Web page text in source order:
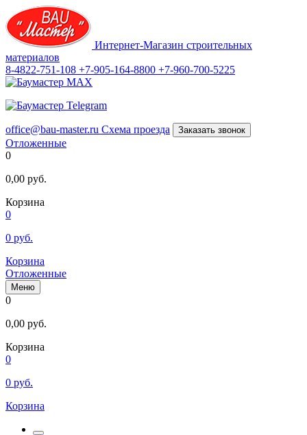
Интернет-Магазин строительных
материалов
8-4822-751-108 +7-905-164-8800 +7-960-700-5225
office@bau-master.ru Схема проезда Заказать звонок
Отложенные
0
0,00 руб.
Корзина
0
0 руб.
Корзина
Отложенные
Меню
0
0,00 руб.
Корзина
0
0 руб.
Корзина